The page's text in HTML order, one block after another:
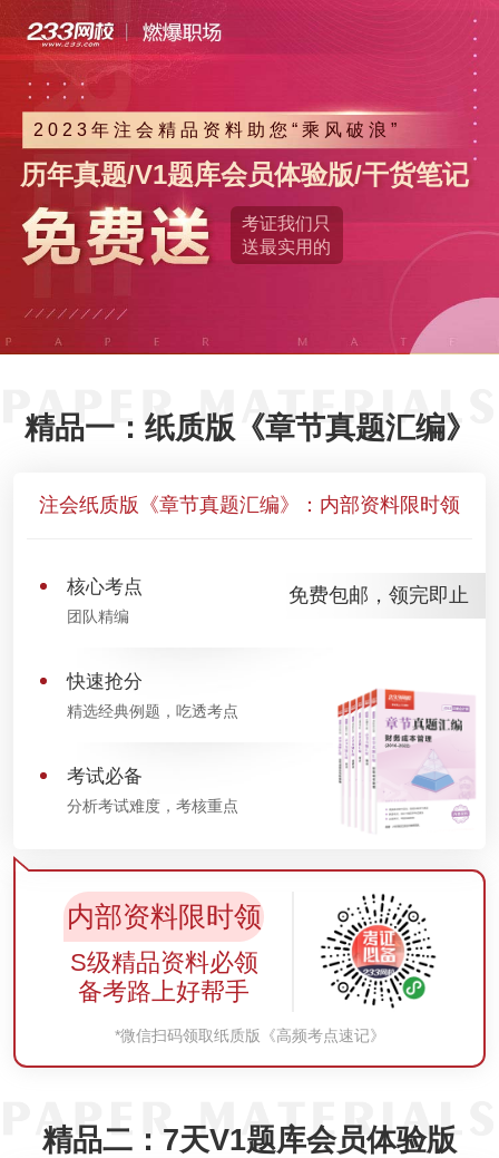
2023年注会精品资料助您“乘风破浪”
历年真题/V1题库会员体验版/干货笔记
考证我们只
送最实用的
精品一：纸质版《章节真题汇编》
注会纸质版《章节真题汇编》：内部资料限时领
核心考点
团队精编
快速抢分
精选经典例题，吃透考点
考试必备
分析考试难度，考核重点
免费包邮，领完即止
内部资料限时领
S级精品资料必领
备考路上好帮手
*微信扫码领取纸质版《高频考点速记》
精品二：7天V1题库会员体验版